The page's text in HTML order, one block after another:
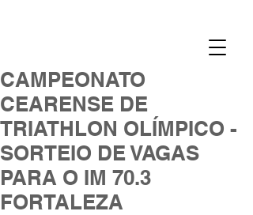
CAMPEONATO
CEARENSE DE
TRIATHLON OLÍMPICO -
SORTEIO DE VAGAS
PARA O IM 70.3
FORTALEZA